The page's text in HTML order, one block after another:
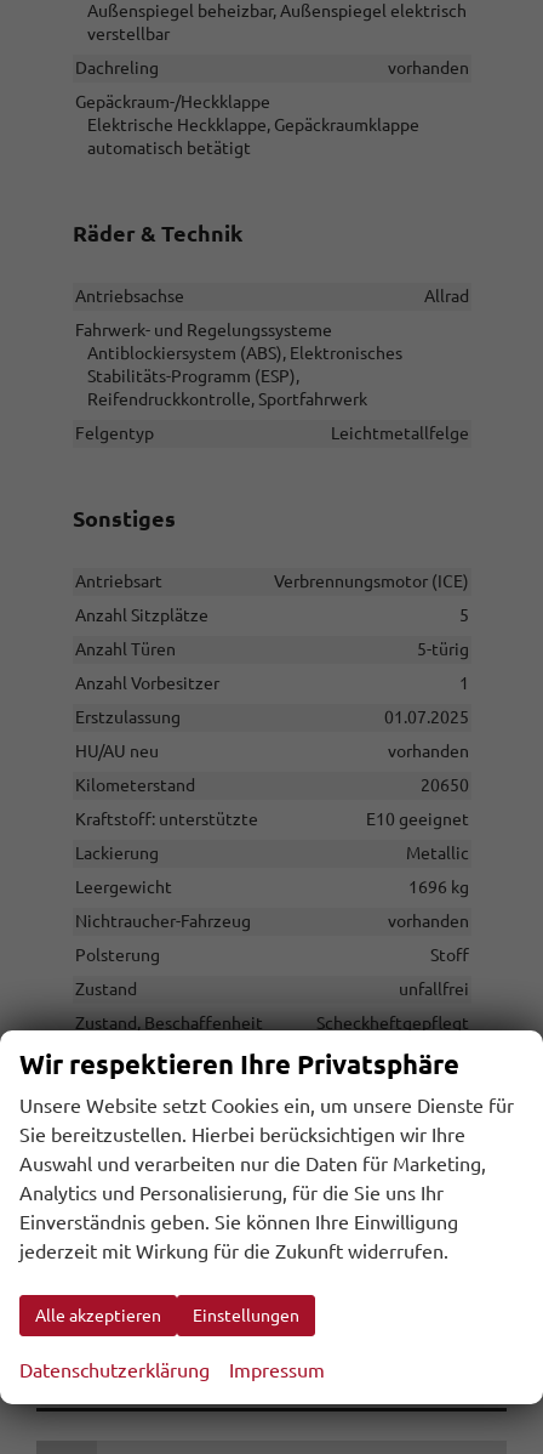
Außenspiegel beheizbar, Außenspiegel elektrisch
verstellbar
Dachreling
vorhanden
Gepäckraum-/Heckklappe
Elektrische Heckklappe, Gepäckraumklappe
automatisch betätigt
Räder & Technik
Antriebsachse
Allrad
Fahrwerk- und Regelungssysteme
Antiblockiersystem (ABS), Elektronisches
Stabilitäts-Programm (ESP),
Reifendruckkontrolle, Sportfahrwerk
Felgentyp
Leichtmetallfelge
Sonstiges
Antriebsart
Verbrennungsmotor (ICE)
Anzahl Sitzplätze
5
Anzahl Türen
5-türig
Anzahl Vorbesitzer
1
Erstzulassung
01.07.2025
HU/AU neu
vorhanden
Kilometerstand
20650
Kraftstoff: unterstützte
E10 geeignet
Lackierung
Metallic
Leergewicht
1696 kg
Nichtraucher-Fahrzeug
vorhanden
Polsterung
Stoff
Zustand
unfallfrei
Zustand, Beschaffenheit
Scheckheftgepflegt
Zustand, Fahrfähigkeit
fahrtauglich
Gesamtpreis
45.602,– €
inkl. 20% MwSt.
Wir rufen Sie an
Wir respektieren Ihre Privatsphäre
Unsere Website setzt Cookies ein, um unsere Dienste für
Sie bereitzustellen. Hierbei berücksichtigen wir Ihre
Auswahl und verarbeiten nur die Daten für Marketing,
Analytics und Personalisierung, für die Sie uns Ihr
Einverständnis geben. Sie können Ihre Einwilligung
jederzeit mit Wirkung für die Zukunft widerrufen.
Alle akzeptieren Einstellungen
Datenschutzerklärung Impressum